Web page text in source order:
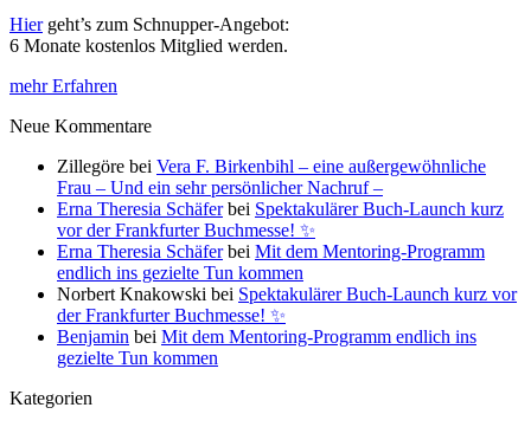
Hiergeht’s zum Schnupper-Angebot:
6 Monate kostenlos Mitglied werden.
mehr Erfahren
Neue Kommentare
Zillegöre bei Vera F. Birkenbihl – eine außergewöhnliche
Frau – Und ein sehr persönlicher Nachruf –
Erna Theresia Schäferbei Spektakulärer Buch-Launch kurz
vor der Frankfurter Buchmesse! ✨
Erna Theresia Schäferbei Mit dem Mentoring-Programm
endlich ins gezielte Tun kommen
Norbert Knakowski bei Spektakulärer Buch-Launch kurz vor
der Frankfurter Buchmesse! ✨
Benjamin bei Mit dem Mentoring-Programm endlich ins
gezielte Tun kommen
Kategorien